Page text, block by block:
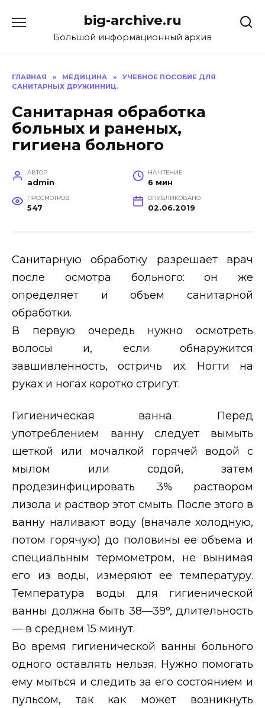
содержанию
big-archive.ru
Большой информационный архив
ГЛАВНАЯ » МЕДИЦИНА »
УЧЕБНОЕ ПОСОБИЕ ДЛЯ
САНИТАРНЫХ ДРУЖИННИЦ.
Санитарная обработка
больных и раненых,
гигиена больного
АВТОР
admin
НА ЧТЕНИЕ
6 мин
ПРОСМОТРОВ
547
ОПУБЛИКОВАНО
02.06.2019
Санитарную обработку разрешает врач
после осмотра больного: он же
определяет и объем санитарной
обработки.
В первую очередь нужно осмотреть
волосы и, если обнаружится
завшивленность, остричь их. Ногти на
руках и ногах коротко стригут.
Гигиеническая ванна. Перед
употреблением ванну следует вымыть
щеткой или мочалкой горячей водой с
мылом или содой, затем
продезинфицировать 3% раствором
лизола и раствор этот смыть. После этого в
ванну наливают воду (вначале холодную,
потом горячую) до половины ее объема и
специальным термометром, не вынимая
его из воды, измеряют ее температуру.
Температура воды для гигиенической
ванны должна быть 38—39°, длительность
— в среднем 15 минут.
Во время гигиенической ванны больного
одного оставлять нельзя. Нужно помогать
ему мыться и следить за его состоянием и
пульсом, так как может возникнуть